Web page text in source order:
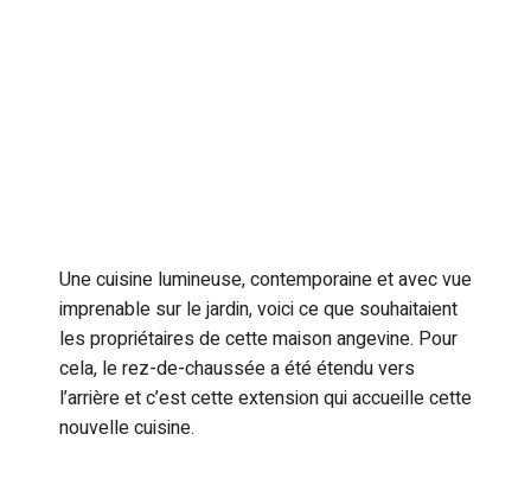
Une cuisine lumineuse, contemporaine et avec vue
imprenable sur le jardin, voici ce que souhaitaient
les propriétaires de cette maison angevine. Pour
cela, le rez-de-chaussée a été étendu vers
l’arrière et c’est cette extension qui accueille cette
nouvelle cuisine.